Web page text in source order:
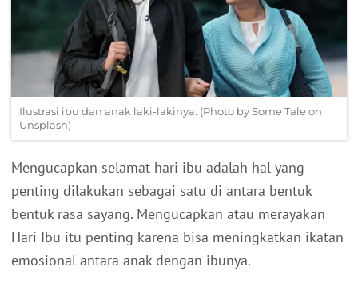
Ilustrasi ibu dan anak laki-lakinya. (Photo by Some Tale on
Unsplash)
Mengucapkan selamat hari ibu adalah hal yang
penting dilakukan sebagai satu di antara bentuk
bentuk rasa sayang. Mengucapkan atau merayakan
Hari Ibu itu penting karena bisa meningkatkan ikatan
emosional antara anak dengan ibunya.